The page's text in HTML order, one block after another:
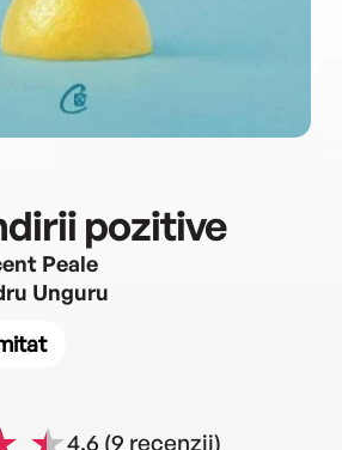
pozitive
Peale
Unguru
4.6 (9 recenzii)